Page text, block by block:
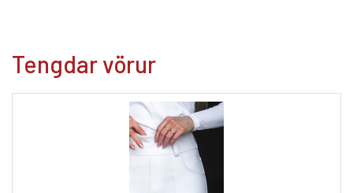
Tengdar vörur